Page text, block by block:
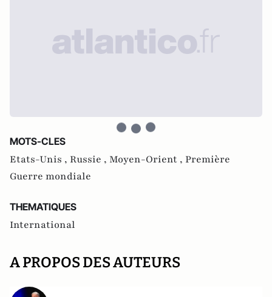
MOTS-CLES
Etats-Unis , Russie , Moyen-Orient , Première
Guerre mondiale
THEMATIQUES
International
A PROPOS DES AUTEURS